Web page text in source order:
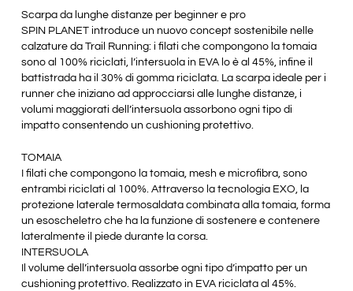
Scarpa da lunghe distanze per beginner e pro
SPIN PLANET introduce un nuovo concept sostenibile nelle
calzature da Trail Running: i filati che compongono la tomaia
sono al 100% riciclati, l’intersuola in EVA lo è al 45%, infine il
battistrada ha il 30% di gomma riciclata. La scarpa ideale per i
runner che iniziano ad approcciarsi alle lunghe distanze, i
volumi maggiorati dell’intersuola assorbono ogni tipo di
impatto consentendo un cushioning protettivo.
TOMAIA
I filati che compongono la tomaia, mesh e microfibra, sono
entrambi riciclati al 100%. Attraverso la tecnologia EXO, la
protezione laterale termosaldata combinata alla tomaia, forma
un esoscheletro che ha la funzione di sostenere e contenere
lateralmente il piede durante la corsa.
INTERSUOLA
Il volume dell’intersuola assorbe ogni tipo d’impatto per un
cushioning protettivo. Realizzato in EVA riciclata al 45%.